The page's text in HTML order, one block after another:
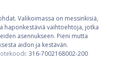
Valikoimassa on messinkisiä,
haponkestäviä vaihtoehtoja, jotka
asennukseen. Pieni mutta
aidon ja kestävän.
316-7002168002-200